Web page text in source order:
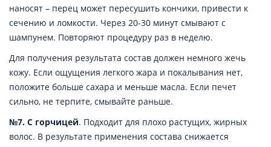
наносят – перец может пересушить кончики, привести к
сечению и ломкости. Через 20-30 минут смывают с
шампунем. Повторяют процедуру раз в неделю.
Для получения результата состав должен немного жечь
кожу. Если ощущения легкого жара и покалывания нет,
положите больше сахара и меньше масла. Если печет
сильно, не терпите, смывайте раньше.
№7. С горчицей. Подходит для плохо растущих, жирных
волос. В результате применения состава снижается